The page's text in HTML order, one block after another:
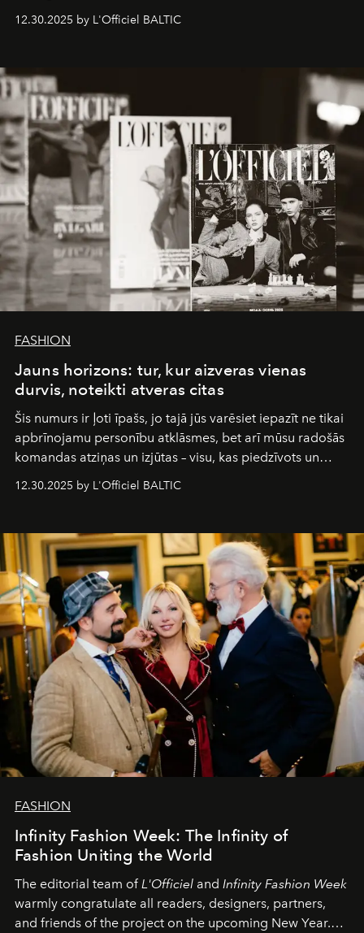
ecosystems.
Sabrina Spinelli
brand strategist with three decades of mastery in luxury,
framework where creativity, commerce, and culture
converge with surgical precision.
12.30.2025 by L'Officiel BALTIC
FASHION
Jauns horizons: tur, kur aizveras vienas
durvis, noteikti atveras citas
Šis numurs ir ļoti īpašs, jo tajā jūs varēsiet iepazīt ne tikai
apbrīnojamu personību atklāsmes, bet arī mūsu radošās
komandas atziņas un izjūtas – visu, kas piedzīvots un
pārdzīvots šo gandrīz 20 gadu laikā, veidojot žurnālu.
Šajā brīdī mums svarīgi pateikties visiem, kas bija kopā
sākums. Ar vissirsnīgākajiem laba vēlējumiem jūsu
L’Officiel Baltic
komanda.
12.30.2025 by L'Officiel BALTIC
FASHION
Infinity Fashion Week: The Infinity of
Fashion Uniting the World
The editorial team ofL'Officiel and Infinity Fashion Week
warmly congratulate all readers, designers, partners,
and friends of the project on the upcoming New Year.